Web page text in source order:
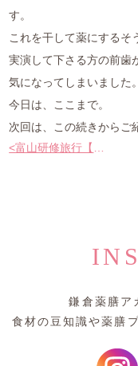
す。
これを干して薬にするそ
実演して下さる方の前歯
気になってしまいました
今日は、ここまで。
次回は、この続きからご
<
鎌倉薬膳
食材の豆知識や薬膳